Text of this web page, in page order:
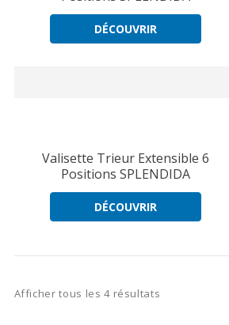
DÉCOUVRIR
Valisette Trieur Extensible 6
Positions SPLENDIDA
DÉCOUVRIR
Afficher tous les 4 résultats